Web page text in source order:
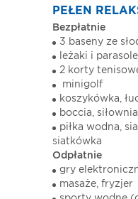
PEŁEN
Bezpłatnie
3 baseny ze
leżaki i
2 korty
minigolf
koszykówka,
boccia,
piłka wodna,
siatkówka
Odpłatnie
gry
masaże, fryzjer